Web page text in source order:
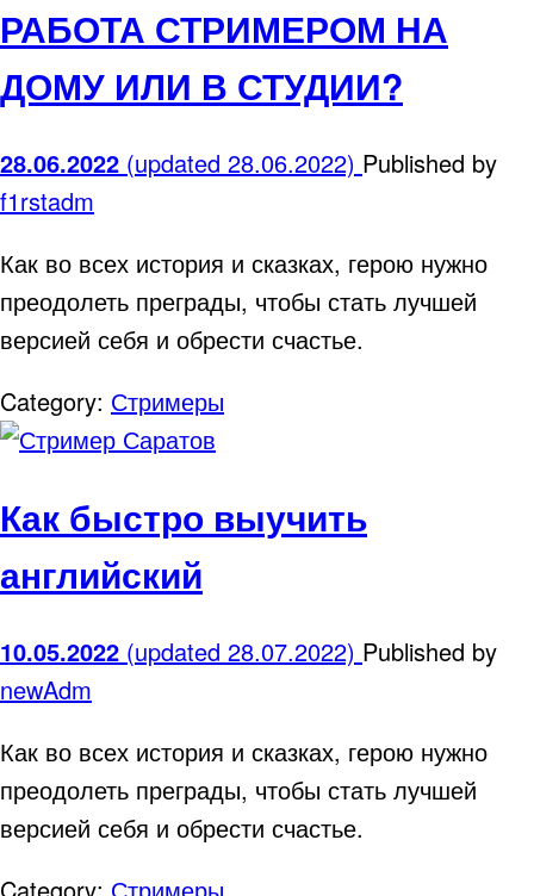
РАБОТА СТРИМЕРОМ НА
ДОМУ ИЛИ В СТУДИИ?
28.06.2022 (updated 28.06.2022) Published by
f1rstadm
Как во всех история и сказках, герою нужно
преодолеть преграды, чтобы стать лучшей
версией себя и обрести счастье.
Category: Стримеры
Как быстро выучить
английский
10.05.2022 (updated 28.07.2022) Published by
newAdm
Как во всех история и сказках, герою нужно
преодолеть преграды, чтобы стать лучшей
версией себя и обрести счастье.
Category: Стримеры